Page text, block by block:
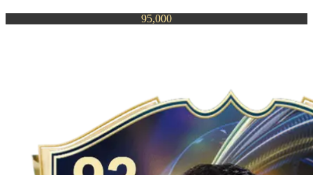
95,000